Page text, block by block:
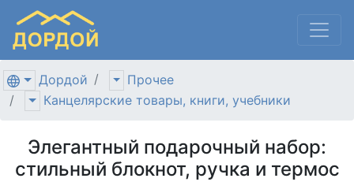
Дордой
Прочее
Канцелярские товары, книги, учебники
Элегантный подарочный набор:
стильный блокнот, ручка и термос